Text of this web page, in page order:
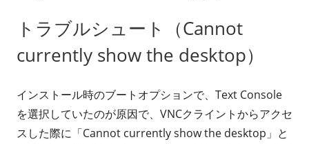
トラブルシュート（Cannot
currently show the desktop）
インストール時のブートオプションで、Text Console
を選択していたのが原因で、VNCクライントからアクセ
スした際に「Cannot currently show the desktop」と